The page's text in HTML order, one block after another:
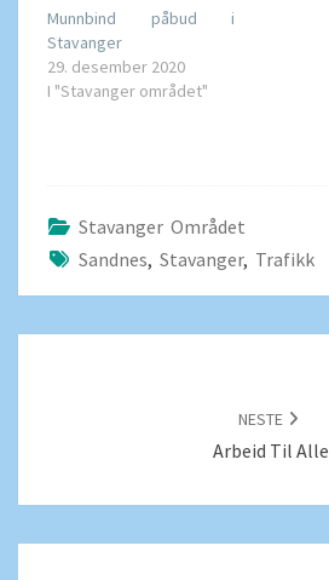
Munnbind påbud i
Stavanger
29. desember 2020
I "Stavanger området"
Stavanger Området
Sandnes, Stavanger, Trafikk
NESTE
Arbeid Til Alle